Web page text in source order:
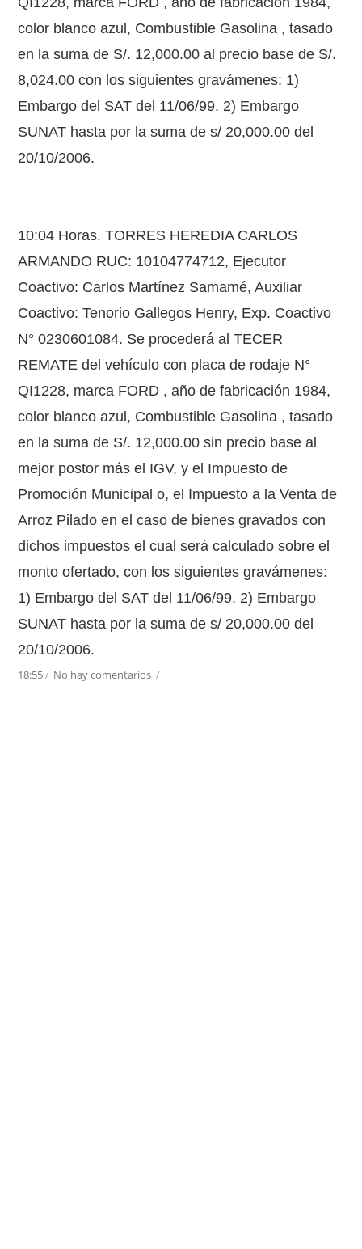
color blanco azul, Combustible Gasolina , tasado
en la suma de S/. 12,000.00 al precio base de S/.
8,024.00 con los siguientes gravámenes: 1)
Embargo del SAT del 11/06/99. 2) Embargo
SUNAT hasta por la suma de s/ 20,000.00 del
20/10/2006.
10:04 Horas. TORRES HEREDIA CARLOS
ARMANDO RUC: 10104774712, Ejecutor
Coactivo: Carlos Martínez Samamé, Auxiliar
Coactivo: Tenorio Gallegos Henry, Exp. Coactivo
N° 0230601084. Se procederá al TECER
REMATE del vehículo con placa de rodaje N°
QI1228, marca FORD , año de fabricación 1984,
color blanco azul, Combustible Gasolina , tasado
en la suma de S/. 12,000.00 sin precio base al
mejor postor más el IGV, y el Impuesto de
Promoción Municipal o, el Impuesto a la Venta de
Arroz Pilado en el caso de bienes gravados con
dichos impuestos el cual será calculado sobre el
monto ofertado, con los siguientes gravámenes:
1) Embargo del SAT del 11/06/99. 2) Embargo
SUNAT hasta por la suma de s/ 20,000.00 del
20/10/2006.
18:55/ No hay comentarios /